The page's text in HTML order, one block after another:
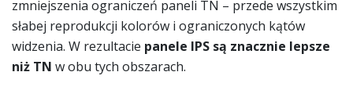
zmniejszenia ograniczeń paneli TN – przede wszystkim
słabej reprodukcji kolorów i ograniczonych kątów
widzenia. W rezultacie panele IPS są znacznie lepsze
niż TN w obu tych obszarach.